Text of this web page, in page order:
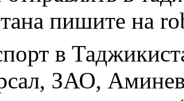
пишите на
в
ЗАО,